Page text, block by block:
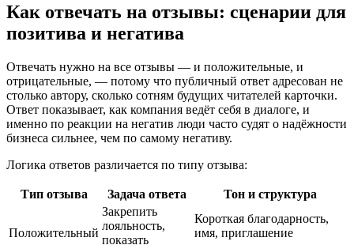
Как отвечать на отзывы: сценарии для
позитива и негатива
Отвечать нужно на все отзывы — и положительные, и
отрицательные, — потому что публичный ответ адресован не
столько автору, сколько сотням будущих читателей карточки.
Ответ показывает, как компания ведёт себя в диалоге, и
именно по реакции на негатив люди часто судят о надёжности
бизнеса сильнее, чем по самому негативу.
Логика ответов различается по типу отзыва:
Тип отзыва Задача ответа Тон и структура
Положительный
Закрепить
лояльность,
показать
Короткая благодарность,
имя, приглашение